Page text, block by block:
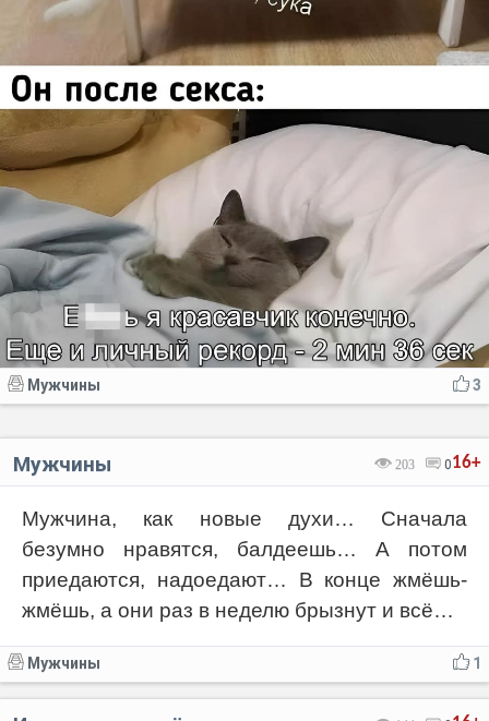
3
Мужчины
16+
203 0
Мужчины
Мужчина, как новые духи… Сначала
безумно нравятся, балдеешь… А потом
приедаются, надоедают… В конце жмёшь-
жмёшь, а они раз в неделю брызнут и всё…
1
Мужчины